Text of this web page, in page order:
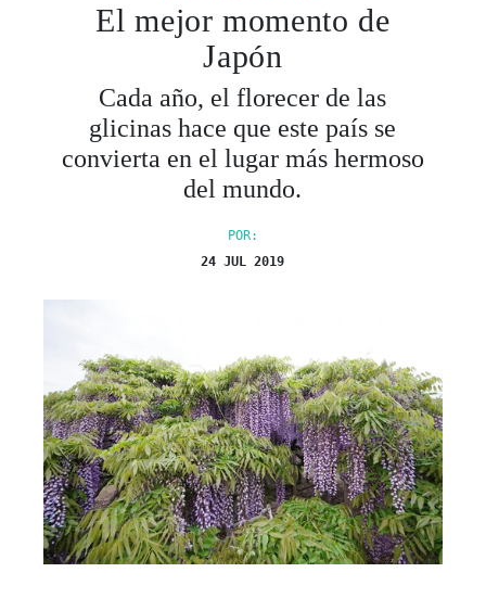
El mejor momento de
Japón
Cada año, el florecer de las
glicinas hace que este país se
convierta en el lugar más hermoso
del mundo.
POR:
24 JUL 2019